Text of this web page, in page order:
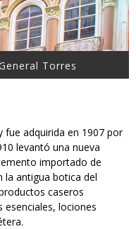
Torres
fue adquirida en 1907 por
levantó una nueva
importado de
la antigua botica del
caseros
esenciales, lociones